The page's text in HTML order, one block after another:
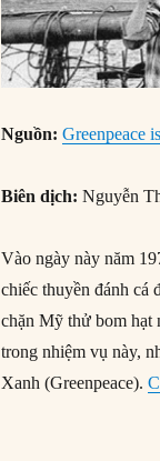
Nguồn:Greenpeace
Biên dịch:Nguyễn
Vào ngày này năm
chiếc thuyền đánh cá
chặn Mỹ thử bom hạt
trong nhiệm vụ này,
Xanh (Greenpeace).